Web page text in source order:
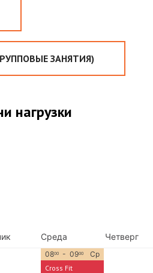
ЗАНЯТИЯ)
нагрузки
Среда Четверг
0800 - 0900
Ср
Cross Fit